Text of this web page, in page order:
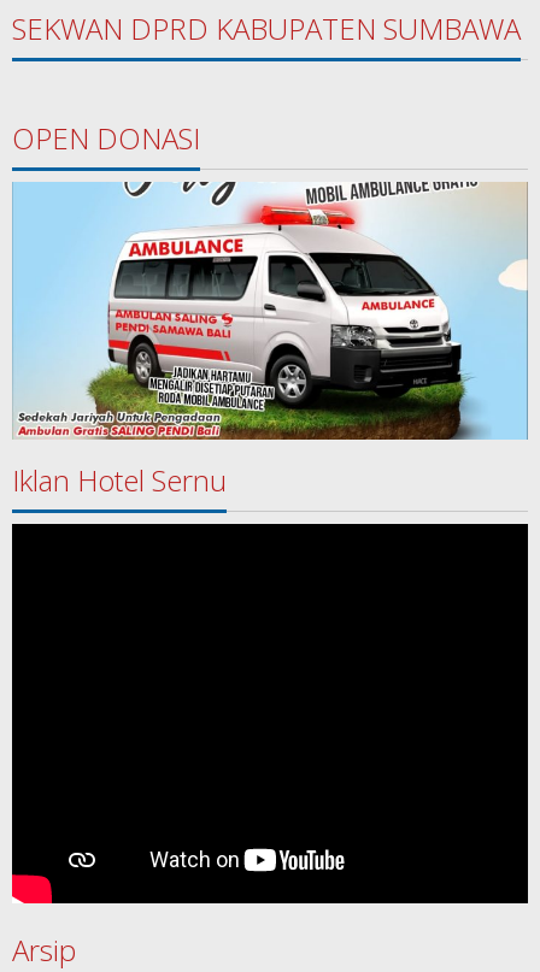
SEKWAN DPRD KABUPATEN SUMBAWA
OPEN DONASI
Iklan Hotel Sernu
Arsip